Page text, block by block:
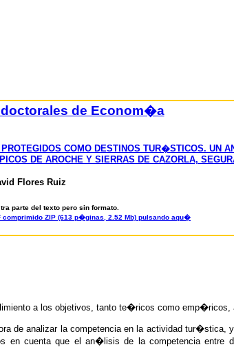
de Econom�a
COMO DESTINOS TUR�STICOS. UN
DE AROCHE Y SIERRAS DE CAZORLA,
Flores Ruiz
parte del texto pero sin formato.
ZIP (613 p�ginas, 2.52 Mb) pulsando aqu�
a los objetivos, tanto te�ricos como emp�ricos,
de analizar la competencia en la actividad tur�stica,
en cuenta que el an�lisis de la competencia entre